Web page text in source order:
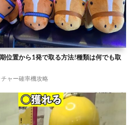
位置から1発で取る方法!種類は何でも取
ャー確率機攻略